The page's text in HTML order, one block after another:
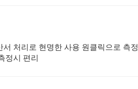
처리로 현명한 사용 원클릭으로 측정
정시 편리